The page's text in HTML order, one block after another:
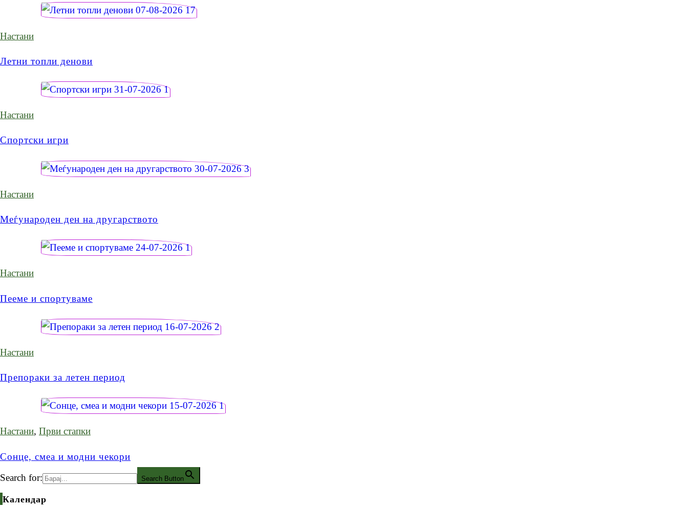
Настани
Летни топли денови
Настани
Спортски игри
Настани
Меѓународен ден на другарството
Настани
Пееме и спортуваме
Настани
Препораки за летен период
Настани, Први стапки
Сонце, смеа и модни чекори
Search for:
Search Button
Календар